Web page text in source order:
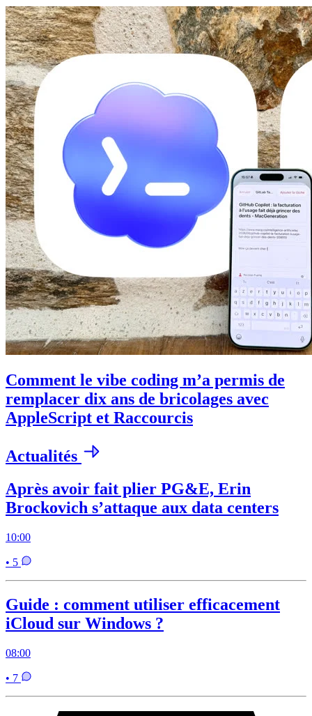
Comment le vibe coding m’a permis de
remplacer dix ans de bricolages avec
AppleScript et Raccourcis
Actualités
Après avoir fait plier PG&E, Erin
Brockovich s’attaque aux data centers
10:00
• 5
Guide : comment utiliser efficacement
iCloud sur Windows ?
08:00
• 7